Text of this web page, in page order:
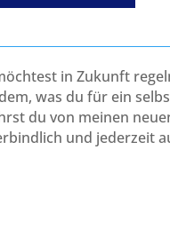
in Zukunft
was du für ein
du von meinen
und jederzeit